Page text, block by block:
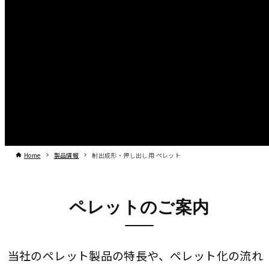
Home 製品情報 射出成形・押し出し用 ペレット
ペレットのご案内
当社のペレット製品の特長や、ペレット化の流れ